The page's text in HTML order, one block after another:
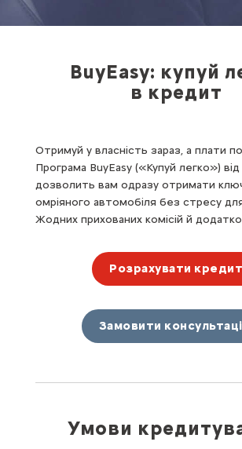
BuyEasy: купуй
в кредит
Отримуй у власність зараз, а плати
Програма BuyEasy («Купуй легко»)
дозволить вам одразу отримати
омріяного автомобіля без стресу
Жодних прихованих комісій й
Розрахувати кредит
Замовити
Умови